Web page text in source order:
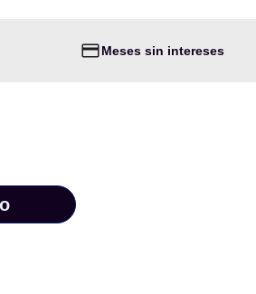
Meses sin intereses